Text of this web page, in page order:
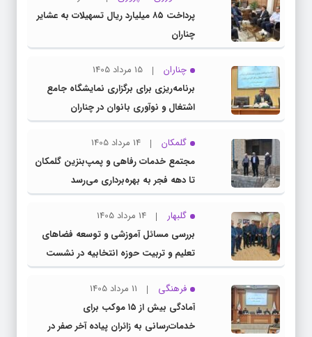
پرداخت ۸۵ میلیارد ریال تسهیلات به عشایر
چناران
چناران
15 مرداد 1405
برنامه‌ریزی برای برگزاری نمایشگاه جامع
اشتغال و نوآوری بانوان در چناران
گلمکان
14 مرداد 1405
مجتمع خدمات رفاهی و پمپ‌بنزین گلمکان
تا دهه فجر به بهره‌برداری می‌رسد
گلبهار
14 مرداد 1405
بررسی مسائل آموزشی و توسعه فضاهای
تعلیم و تربیت حوزه انتخابیه در نشست
مشترک عضو کمیسیون آموزش مجلس با
مدیرکل آموزش و پرورش خراسان رضوی
فرهنگی
11 مرداد 1405
آمادگی بیش از ۱۵ موکب برای
خدمات‌رسانی به زائران پیاده آخر صفر در